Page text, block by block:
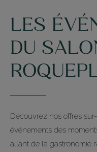
LES
DU
Découvrez nos offres
événements des
allant de la gastronomie
+33
+33
Votre